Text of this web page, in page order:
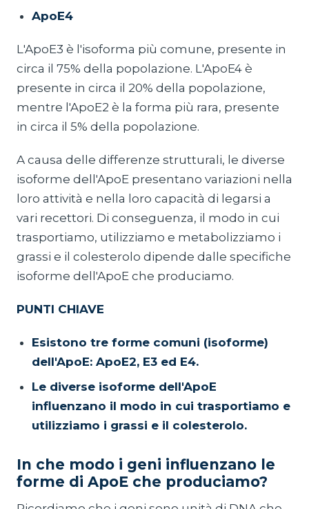
ApoE4
L'ApoE3 è l'isoforma più comune, presente in
circa il 75% della popolazione. L'ApoE4 è
presente in circa il 20% della popolazione,
mentre l'ApoE2 è la forma più rara, presente
in circa il 5% della popolazione.
A causa delle differenze strutturali, le diverse
isoforme dell'ApoE presentano variazioni nella
loro attività e nella loro capacità di legarsi a
vari recettori. Di conseguenza, il modo in cui
trasportiamo, utilizziamo e metabolizziamo i
grassi e il colesterolo dipende dalle specifiche
isoforme dell'ApoE che produciamo.
PUNTI CHIAVE
Esistono tre forme comuni (isoforme)
dell'ApoE: ApoE2, E3 ed E4.
Le diverse isoforme dell'ApoE
influenzano il modo in cui trasportiamo e
utilizziamo i grassi e il colesterolo.
In che modo i geni influenzano le
forme di ApoE che produciamo?